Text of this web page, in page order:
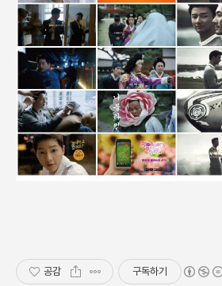
공감 구독하기